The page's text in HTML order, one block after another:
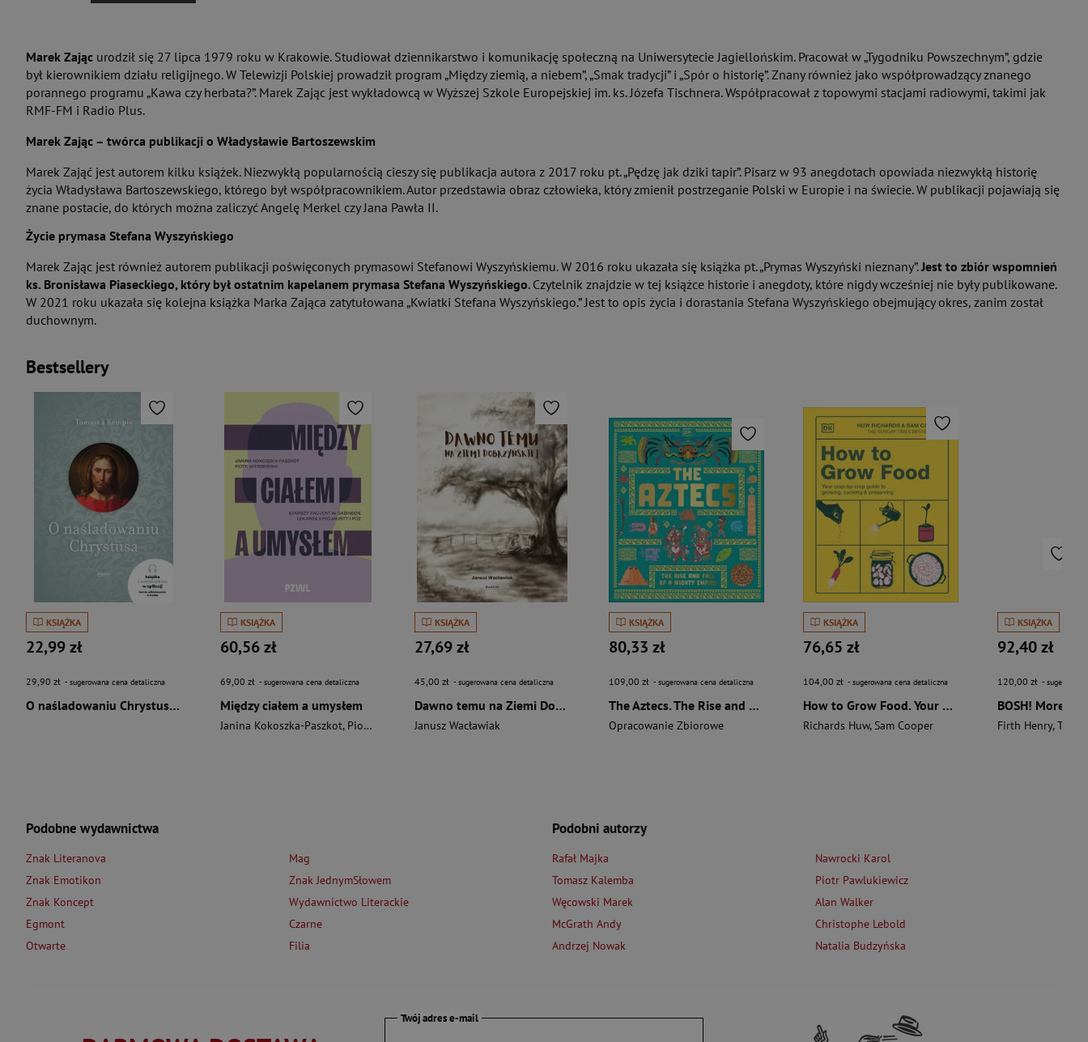
Marek Zając urodził się 27 lipca 1979 roku w Krakowie. Studiował dziennikarstwo i komunikację społeczną na Uniwersytecie Jagiellońskim. Pracował w „Tygodniku Powszechnym”, gdzie
był kierownikiem działu religijnego. W Telewizji Polskiej prowadził program „Między ziemią, a niebem”, „Smak tradycji” i „Spór o historię”. Znany również jako współprowadzący znanego
porannego programu „Kawa czy herbata?”. Marek Zając jest wykładowcą w Wyższej Szkole Europejskiej im. ks. Józefa Tischnera. Współpracował z topowymi stacjami radiowymi, takimi jak
RMF-FM i Radio Plus.
Marek Zając – twórca publikacji o Władysławie Bartoszewskim
Marek Zająć jest autorem kilku książek. Niezwykłą popularnością cieszy się publikacja autora z 2017 roku pt. „Pędzę jak dziki tapir”. Pisarz w 93 anegdotach opowiada niezwykłą historię
życia Władysława Bartoszewskiego, którego był współpracownikiem. Autor przedstawia obraz człowieka, który zmienił postrzeganie Polski w Europie i na świecie. W publikacji pojawiają się
znane postacie, do których można zaliczyć Angelę Merkel czy Jana Pawła II.
Życie prymasa Stefana Wyszyńskiego
Marek Zając jest również autorem publikacji poświęconych prymasowi Stefanowi Wyszyńskiemu. W 2016 roku ukazała się książka pt. „Prymas Wyszyński nieznany”.Jest to zbiór wspomnień
ks. Bronisława Piaseckiego, który był ostatnim kapelanem prymasa Stefana Wyszyńskiego. Czytelnik znajdzie w tej książce historie i anegdoty, które nigdy wcześniej nie były publikowane.
W 2021 roku ukazała się kolejna książka Marka Zająca zatytułowana „Kwiatki Stefana Wyszyńskiego.” Jest to opis życia i dorastania Stefana Wyszyńskiego obejmujący okres, zanim został
duchownym.
Bestsellery
KSIĄŻKA
22,99 zł
29,90 zł - sugerowana cena detaliczna
O naśladowaniu Chrystusa wyd. 2026
KSIĄŻKA
60,56 zł
69,00 zł - sugerowana cena detaliczna
Między ciałem a umysłem
Janina Kokoszka-Paszkot, Piotr Wierzbiński
KSIĄŻKA
27,69 zł
45,00 zł - sugerowana cena detaliczna
Dawno temu na Ziemi Dobrzyńskiej
Janusz Wacławiak
KSIĄŻKA
80,33 zł
109,00 zł - sugerowana cena detaliczna
The Aztecs. The Rise and Fall of a Mighty Empire
Opracowanie Zbiorowe
KSIĄŻKA
76,65 zł
104,00 zł - sugerowana cena detaliczna
How to Grow Food. Your Crop-by-Crop Guide to Growing, Cooking, & Preserving
Richards Huw, Sam Cooper
KSIĄŻKA
92,40 zł
120,00 zł -
Firth Henry,
Podobne wydawnictwa
Znak Literanova
Znak Emotikon
Znak Koncept
Egmont
Otwarte
Mag
Znak JednymSłowem
Wydawnictwo Literackie
Czarne
Filia
Podobni autorzy
Rafał Majka
Tomasz Kalemba
Węcowski Marek
McGrath Andy
Andrzej Nowak
Nawrocki Karol
Piotr Pawlukiewicz
Alan Walker
Christophe Lebold
Natalia Budzyńska
Twój adres e-mail